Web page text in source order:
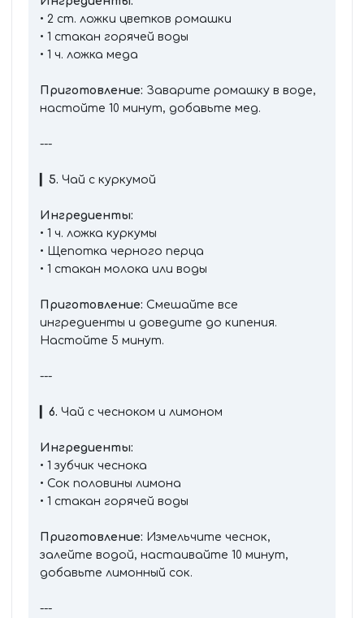
• 2 ст. ложки цветков ромашки
• 1 стакан горячей воды
• 1 ч. ложка меда
Приготовление: Заварите ромашку в воде,
настойте 10 минут, добавьте мед.
---
5. Чай с куркумой
Ингредиенты:
• 1 ч. ложка куркумы
• Щепотка черного перца
• 1 стакан молока или воды
Приготовление: Смешайте все
ингредиенты и доведите до кипения.
Настойте 5 минут.
---
6. Чай с чесноком и лимоном
Ингредиенты:
• 1 зубчик чеснока
• Сок половины лимона
• 1 стакан горячей воды
Приготовление: Измельчите чеснок,
залейте водой, настаивайте 10 минут,
добавьте лимонный сок.
---